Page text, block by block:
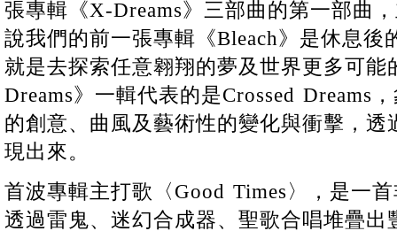
張專輯《X-Dreams》三部曲的第一部曲
說我們的前一張專輯《Bleach》是休息後
就是去探索任意翱翔的夢及世界更多可能
Dreams》一輯代表的是Crossed Dreams
的創意、曲風及藝術性的變化與衝擊，
現出來。
首波專輯主打歌〈Good Times〉，是一
透過雷鬼、迷幻合成器、聖歌合唱堆疊出